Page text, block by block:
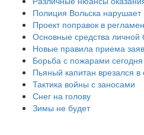
Полиция Вольска нарушает
Проект поправок в
Основные средства личной
Новые правила приема
Борьба с пожарами сегодня
Пьяный капитан врезался в
Тактика войны с заносами
Снег на голову
Зимы не будет